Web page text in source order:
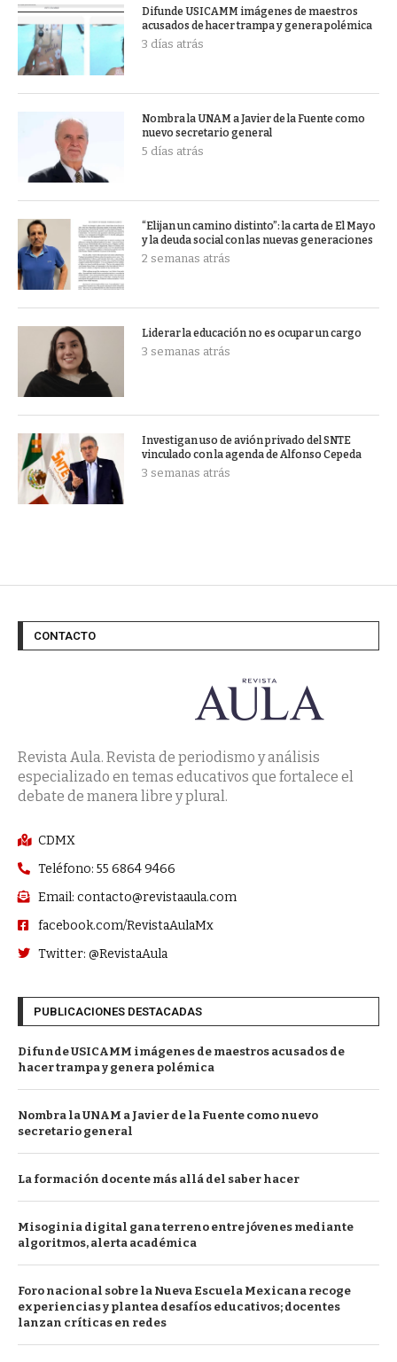
Difunde USICAMM imágenes de maestros
acusados de hacer trampa y genera polémica
3 días atrás
Nombra la UNAM a Javier de la Fuente como
nuevo secretario general
5 días atrás
“Elijan un camino distinto”: la carta de El Mayo
y la deuda social con las nuevas generaciones
2 semanas atrás
Liderar la educación no es ocupar un cargo
3 semanas atrás
Investigan uso de avión privado del SNTE
vinculado con la agenda de Alfonso Cepeda
3 semanas atrás
CONTACTO
Revista Aula. Revista de periodismo y análisis
especializado en temas educativos que fortalece el
debate de manera libre y plural.
CDMX
Teléfono: 55 6864 9466
Email: contacto@revistaaula.com
facebook.com/RevistaAulaMx
Twitter: @RevistaAula
PUBLICACIONES DESTACADAS
Difunde USICAMM imágenes de maestros acusados de
hacer trampa y genera polémica
Nombra la UNAM a Javier de la Fuente como nuevo
secretario general
La formación docente más allá del saber hacer
Misoginia digital gana terreno entre jóvenes mediante
algoritmos, alerta académica
Foro nacional sobre la Nueva Escuela Mexicana recoge
experiencias y plantea desafíos educativos; docentes
lanzan críticas en redes